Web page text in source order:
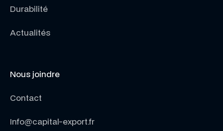
Durabilité
Actualités
Nous joindre
Contact
Info@capital-export.fr